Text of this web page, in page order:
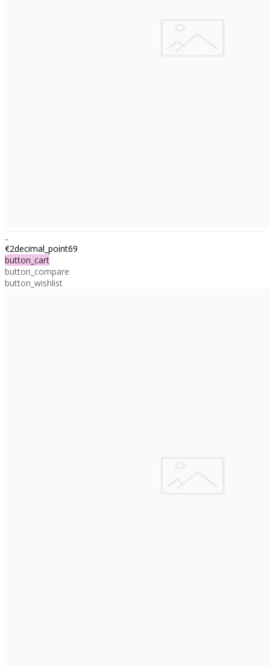
..
€2decimal_point69
button_cart
button_compare
button_wishlist